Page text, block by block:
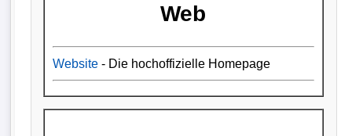
Web
Website- Die hochoffizielle Homepage